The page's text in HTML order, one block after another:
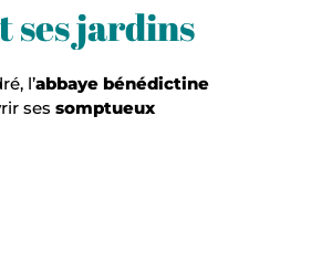
ses jardins
l’abbaye bénédictine
ses somptueux